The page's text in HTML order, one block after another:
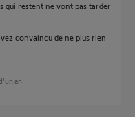
qui restent ne vont pas tarder
convaincu de ne plus rien
an